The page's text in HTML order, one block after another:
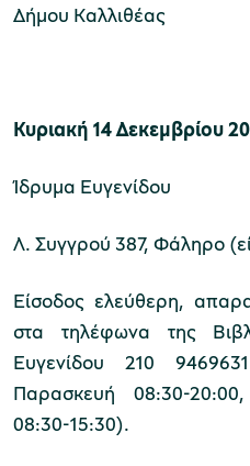
Δήμου Καλλιθέας
Κυριακή 14 Δεκεμβρίου
Ίδρυμα Ευγενίδου
Λ. Συγγρού 387, Φάληρο
Είσοδος ελεύθερη,
στα τηλέφωνα της
Ευγενίδου 210
Παρασκευή 08:30-
08:30-15:30).